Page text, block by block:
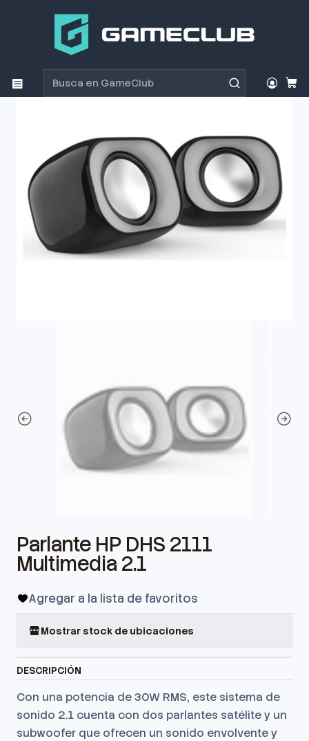
Productos
Parlante HP DHS 2111 Multimedia 2.1
Parlante HP DHS 2111
Multimedia 2.1
Agregar a la lista de favoritos
Mostrar stock de ubicaciones
DESCRIPCIÓN
Con una potencia de 30W RMS, este sistema de
sonido 2.1 cuenta con dos parlantes satélite y un
subwoofer que ofrecen un sonido envolvente y